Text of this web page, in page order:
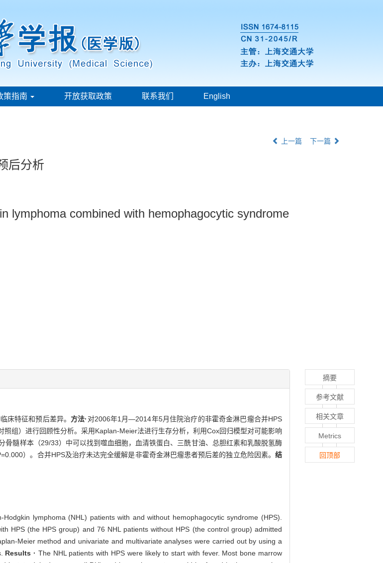
策指南 开放获取政策 联系我们 English
上一篇 下一篇
后分析
lymphoma combined with hemophagocytic syndrome
床特征和预后差异。 方法· 对2006年1月—2014年5月住院治疗的非霍奇金淋巴瘤合并HPS
组）进行回顾性分析。采用Kaplan-Meier法进行生存分析，利用Cox回归模型对可能影响
骨髓样本（29/33）中可以找到噬血细胞，血清铁蛋白、三酰甘油、总胆红素和乳酸脱氢酶
）。合并HPS及治疗未达完全缓解是非霍奇金淋巴瘤患者预后差的独立危险因素。 结
lymphoma (NHL) patients with and without hemophagocytic syndrome (HPS).
HPS (the HPS group) and 76 NHL patients without HPS (the control group) admitted
Meier method and univariate and multivariate analyses were carried out by using a
Results · The NHL patients with HPS were likely to start with fever. Most bone marrow
摘要
参考文献
相关文章
Metrics
回顶部